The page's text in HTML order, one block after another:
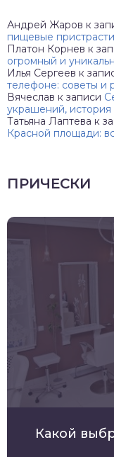
Андрей Жаров к
пищевые
Платон Корнев к
огромный и
Илья Сергеев к
телефоне: советы и
Вячеслав к записи
украшений,
Татьяна Лаптева к
Красной площади:
ПРИЧЕСКИ
Какой